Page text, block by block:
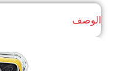
الوصف